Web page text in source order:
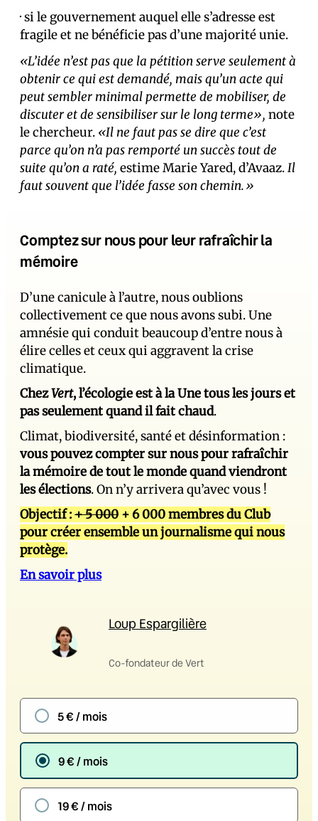
· si le gouvernement auquel elle s’adresse est
fragile et ne bénéficie pas d’une majorité unie.
«L’idée n’est pas que la pétition serve seulement à
obtenir ce qui est demandé, mais qu’un acte qui
peut sembler minimal permette de mobiliser, de
discuter et de sensibiliser sur le long terme», note
le chercheur. «Il ne faut pas se dire que c’est
parce qu’on n’a pas remporté un succès tout de
suite qu’on a raté, estime Marie Yared, d’Avaaz.Il
faut souvent que l’idée fasse son chemin.»
Comptez sur nous pour leur rafraîchir la
mémoire
D’une canicule à l’autre, nous oublions
collectivement ce que nous avons subi. Une
amnésie qui conduit beaucoup d’entre nous à
élire celles et ceux qui aggravent la crise
climatique.
ChezVert, l’écologie est à la Une tous les jours et
pas seulement quand il fait chaud.
Climat, biodiversité, santé et désinformation :
vous pouvez compter sur nous pour rafraîchir
la mémoire de tout le monde quand viendront
les élections. On n’y arrivera qu’avec vous !
Objectif :+ 5 000 + 6 000 membres du Club
pour créer ensemble un journalisme qui nous
protège.
En savoir plus
Loup Espargilière
Co-fondateur de Vert
5 € / mois
9 € / mois
19 € / mois